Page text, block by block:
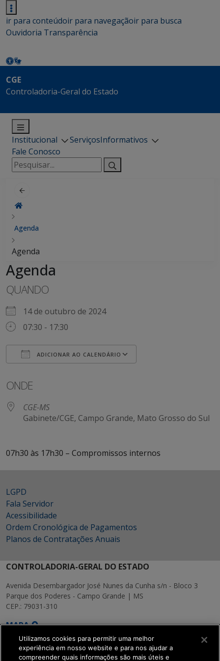
ir para conteúdoir para navegaçãoir para busca
Ouvidoria Transparência
CGE
Controladoria-Geral do Estado
Institucional ServiçosInformativos
Fale Conosco
Pesquisar
por:
Agenda
Agenda
Agenda
QUANDO
14 de outubro de 2024
07:30 - 17:30
ADICIONAR AO CALENDÁRIO
ONDE
CGE-MS
Gabinete/CGE, Campo Grande, Mato Grosso do Sul
07h30 às 17h30 – Compromissos internos
LGPD
Fala Servidor
Acessibilidade
Ordem Cronológica de Pagamentos
Planos de Contratações Anuais
CONTROLADORIA-GERAL DO ESTADO
Avenida Desembargador José Nunes da Cunha s/n - Bloco 3
Parque dos Poderes - Campo Grande | MS
CEP.: 79031-310
MAPA
Utilizamos cookies para permitir uma melhor
experiência em nosso website e para nos ajudar a
compreender quais informações são mais úteis e